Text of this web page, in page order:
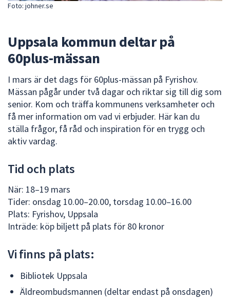
Foto: johner.se
Uppsala kommun deltar på
60plus-mässan
I mars är det dags för 60plus-mässan på Fyrishov.
Mässan pågår under två dagar och riktar sig till dig som
senior. Kom och träffa kommunens verksamheter och
få mer information om vad vi erbjuder. Här kan du
ställa frågor, få råd och inspiration för en trygg och
aktiv vardag.
Tid och plats
När: 18–19 mars
Tider: onsdag 10.00–20.00, torsdag 10.00–16.00
Plats: Fyrishov, Uppsala
Inträde: köp biljett på plats för 80 kronor
Vi finns på plats:
Bibliotek Uppsala
Äldreombudsmannen (deltar endast på onsdagen)